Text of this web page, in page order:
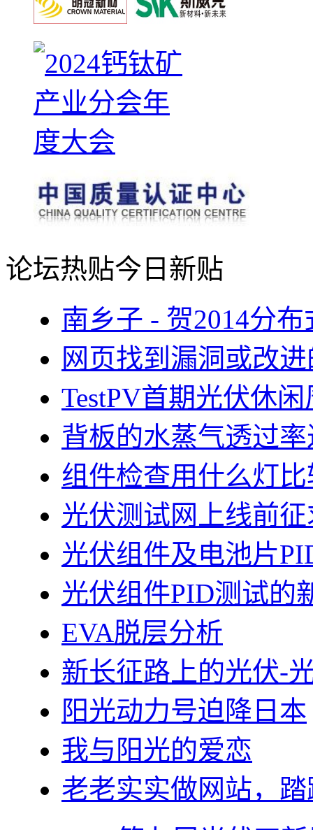
论坛热贴今日新贴
南乡子 - 贺2014分
网页找到漏洞或改
TestPV首期光伏休
背板的水蒸气透过
组件检查用什么灯
光伏测试网上线前
光伏组件及电池片
光伏组件PID测试的
EVA脱层分析
新长征路上的光伏-
阳光动力号迫降日本
我与阳光的爱恋
老老实实做网站，